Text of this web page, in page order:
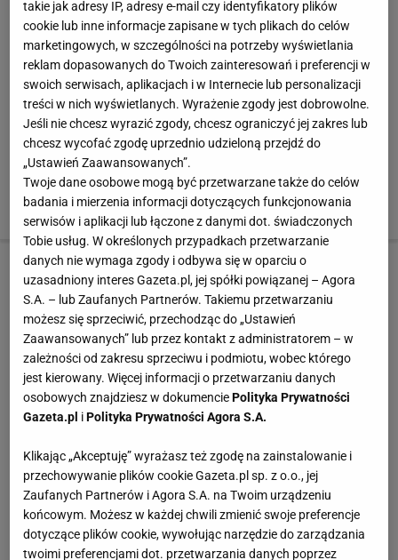
Modstrom Szorty
Berry
Modstrom Szorty
Berry
Vila Szorty 14027182
Sprawdź ceny ? Sprawdź ceny ? Sprawdź ceny ?
źródło: Okazje.info
2 z 4
Szorty w kwiaty
1. Szorty Midori, 89 zł, bluza EVC DSGN 195 zł,
słuchawki New Look 89,99 zł, torebka F&F 69 zł
zegarek Nixon/Yes 499 zł, kolczyki House of Mima 32
zł, buty New Look 149,90 zł
3. Szorty MOE 99 zł, bluza Cristinaeffe 1510 zł, okulary
takie jak adresy IP, adresy e-mail czy identyfikatory plików
cookie lub inne informacje zapisane w tych plikach do celów
marketingowych, w szczególności na potrzeby wyświetlania
reklam dopasowanych do Twoich zainteresowań i preferencji w
swoich serwisach, aplikacjach i w Internecie lub personalizacji
treści w nich wyświetlanych. Wyrażenie zgody jest dobrowolne.
Jeśli nie chcesz wyrazić zgody, chcesz ograniczyć jej zakres lub
chcesz wycofać zgodę uprzednio udzieloną przejdź do
„Ustawień Zaawansowanych”.
Twoje dane osobowe mogą być przetwarzane także do celów
badania i mierzenia informacji dotyczących funkcjonowania
serwisów i aplikacji lub łączone z danymi dot. świadczonych
Tobie usług. W określonych przypadkach przetwarzanie
danych nie wymaga zgody i odbywa się w oparciu o
uzasadniony interes Gazeta.pl, jej spółki powiązanej – Agora
S.A. – lub Zaufanych Partnerów. Takiemu przetwarzaniu
możesz się sprzeciwić, przechodząc do „Ustawień
Zaawansowanych” lub przez kontakt z administratorem – w
zależności od zakresu sprzeciwu i podmiotu, wobec którego
jest kierowany. Więcej informacji o przetwarzaniu danych
osobowych znajdziesz w dokumenciePolityka Prywatności
Gazeta.pl iPolityka Prywatności Agora S.A.
Klikając „Akceptuję” wyrażasz też zgodę na zainstalowanie i
przechowywanie plików cookie Gazeta.pl sp. z o.o., jej
Zaufanych Partnerów i Agora S.A. na Twoim urządzeniu
końcowym. Możesz w każdej chwili zmienić swoje preferencje
dotyczące plików cookie, wywołując narzędzie do zarządzania
twoimi preferencjami dot. przetwarzania danych poprzez